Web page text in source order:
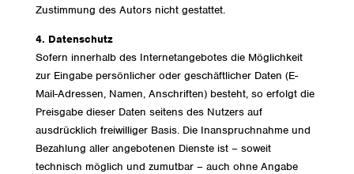
Zustimmung des Autors nicht gestattet.
4. Datenschutz
Sofern innerhalb des Internetangebotes die Möglichkeit
zur Eingabe persönlicher oder geschäftlicher Daten (E-
Mail-Adressen, Namen, Anschriften) besteht, so erfolgt die
Preisgabe dieser Daten seitens des Nutzers auf
ausdrücklich freiwilliger Basis. Die Inanspruchnahme und
Bezahlung aller angebotenen Dienste ist – soweit
technisch möglich und zumutbar – auch ohne Angabe